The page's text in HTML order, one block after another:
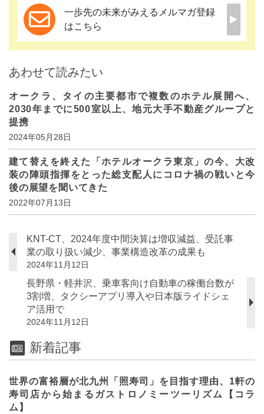
一歩先の未来がみえるメルマガ登録
はこちら
あわせて読みたい
オークラ、タイの主要都市で複数のホテル展開へ、
2030年までに500室以上、地元大手不動産グループと
提携
2024年05月28日
建て替えを終えた「ホテルオークラ東京」の今、大改
装の陣頭指揮をとった総支配人にコロナ禍の戦いと今
後の展望を聞いてきた
2022年07月13日
KNT-CT、2024年度中間決算は増収減益、受託事
業の取り扱い減少、事業構造改革の成果も
2024年11月12日
長野県・軽井沢、乗車客向け自動車の稼働台数が
3割増、タクシーアプリ導入や日本版ライドシェ
ア活用で
2024年11月12日
新着記事
世界の富裕層が北九州「照寿司」を目指す理由、1軒の
寿司店から始まるガストロノミーツーリズム【コラ
ム】